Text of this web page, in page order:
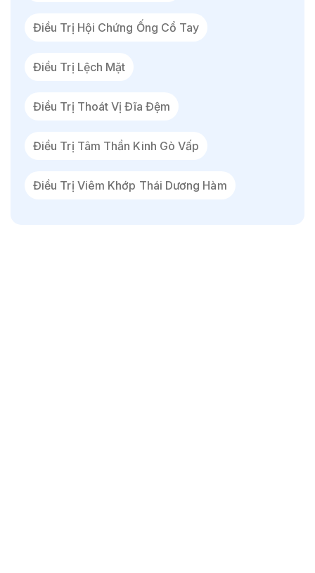
Điều Trị Hội Chứng Ống Cổ Tay
Điều Trị Lệch Mặt
Điều Trị Thoát Vị Đĩa Đệm
Điều Trị Tâm Thần Kinh Gò Vấp
Điều Trị Viêm Khớp Thái Dương Hàm